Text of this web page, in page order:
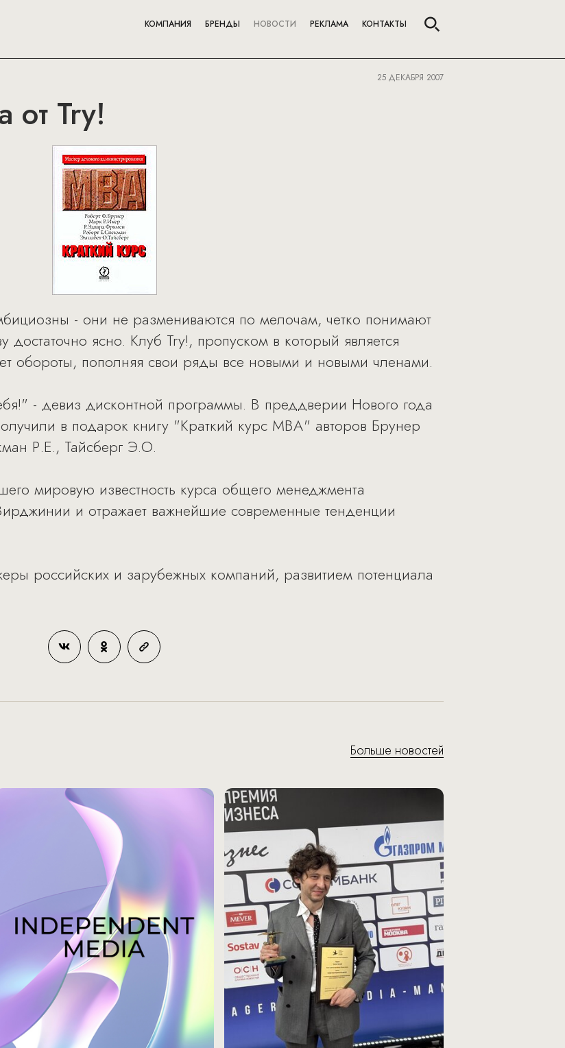
КОМПАНИЯ БРЕНДЫ НОВОСТИ РЕКЛАМА КОНТАКТЫ
25 ДЕКАБРЯ 2007
от Try!
- они не размениваются по мелочам, четко понимают
достаточно ясно. Клуб Try!, пропуском в который является
обороты, пополняя свои ряды все новыми и новыми членами.
- девиз дисконтной программы. В преддверии Нового года
в подарок книгу "Краткий курс МВА" авторов Брунер
Р.Е., Тайсберг Э.О.
мировую известность курса общего менеджмента
и отражает важнейшие современные тенденции
российских и зарубежных компаний, развитием потенциала
Больше новостей